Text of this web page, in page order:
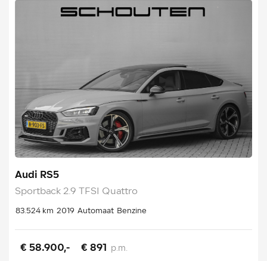
Audi RS5
Sportback 2.9 TFSI Quattro
83.524 km 2019 Automaat Benzine
€ 58.900,- € 891 p.m.